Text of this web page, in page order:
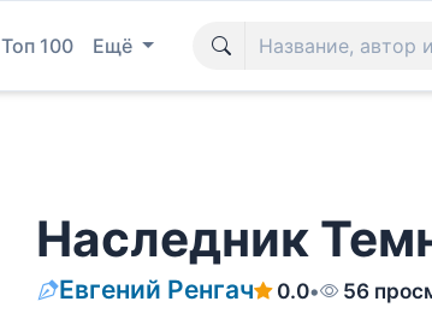
Топ 100 Ещё
Наследник
Евгений Ренгач 0.0• 56